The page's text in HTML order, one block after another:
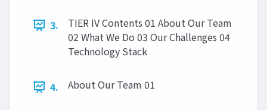
3.
TIER IV Contents 01 About Our Team
02 What We Do 03 Our Challenges 04
Technology Stack
4. About Our Team 01